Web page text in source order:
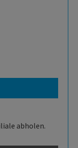
abholen.